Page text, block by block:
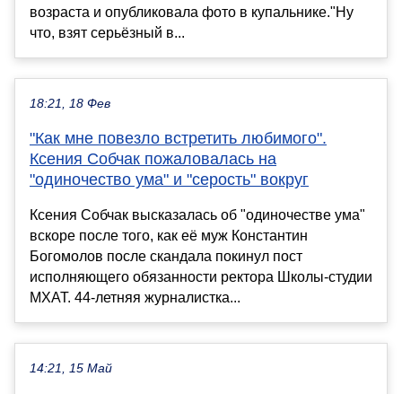
возраста и опубликовала фото в купальнике."Ну
что, взят серьёзный в...
18:21, 18 Фев
"Как мне повезло встретить любимого".
Ксения Собчак пожаловалась на
"одиночество ума" и "серость" вокруг
Ксения Собчак высказалась об "одиночестве ума"
вскоре после того, как её муж Константин
Богомолов после скандала покинул пост
исполняющего обязанности ректора Школы-студии
МХАТ. 44-летняя журналистка...
14:21, 15 Май